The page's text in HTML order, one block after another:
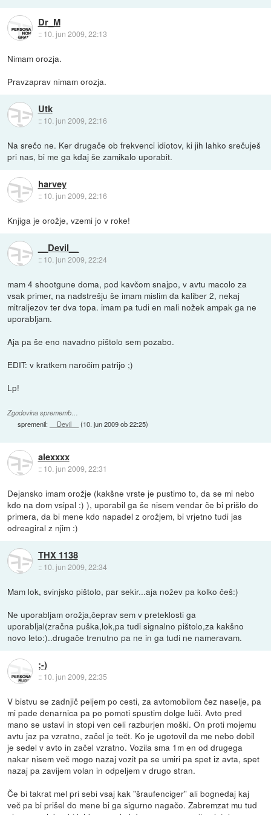
Dr_M
:: 10. jun 2009, 22:13
Nimam orozja.
Pravzaprav nimam orozja.
Utk
:: 10. jun 2009, 22:16
Na srečo ne. Ker drugače ob frekvenci idiotov, ki jih lahko srečuješ
pri nas, bi me ga kdaj še zamikalo uporabit.
harvey
:: 10. jun 2009, 22:16
Knjiga je orožje, vzemi jo v roke!
__Devil__
:: 10. jun 2009, 22:24
mam 4 shootgune doma, pod kavčom snajpo, v avtu macolo za
vsak primer, na nadstrešju še imam mislim da kaliber 2, nekaj
mitraljezov ter dva topa. imam pa tudi en mali nožek ampak ga ne
uporabljam.
Aja pa še eno navadno pištolo sem pozabo.
EDIT: v kratkem naročim patrijo ;)
Lp!
Zgodovina sprememb…
spremenil: __Devil__ (10. jun 2009 ob 22:25)
alexxxx
:: 10. jun 2009, 22:31
Dejansko imam orožje (kakšne vrste je pustimo to, da se mi nebo
kdo na dom vsipal :) ), uporabil ga še nisem vendar če bi prišlo do
primera, da bi mene kdo napadel z orožjem, bi vrjetno tudi jas
odreagiral z njim :)
THX 1138
:: 10. jun 2009, 22:34
Mam lok, svinjsko pištolo, par sekir...aja nožev pa kolko češ:)
Ne uporabljam orožja,čeprav sem v preteklosti ga
uporabljal(zračna puška,lok,pa tudi signalno pištolo,za kakšno
novo leto:)..drugače trenutno pa ne in ga tudi ne nameravam.
;-)
:: 10. jun 2009, 22:35
V bistvu se zadnjič peljem po cesti, za avtomobilom čez naselje, pa
mi pade denarnica pa po pomoti spustim dolge luči. Avto pred
mano se ustavi in stopi ven celi razburjen moški. On proti mojemu
avtu jaz pa vzratno, začel je tečt. Ko je ugotovil da me nebo dobil
je sedel v avto in začel vzratno. Vozila sma 1m en od drugega
nakar nisem več mogo nazaj vozit pa se umiri pa spet iz avta, spet
nazaj pa zavijem volan in odpeljem v drugo stran.
Če bi takrat mel pri sebi vsaj kak "šraufenciger" ali bognedaj kaj
več pa bi prišel do mene bi ga sigurno nagačo. Zabremzat mu tud